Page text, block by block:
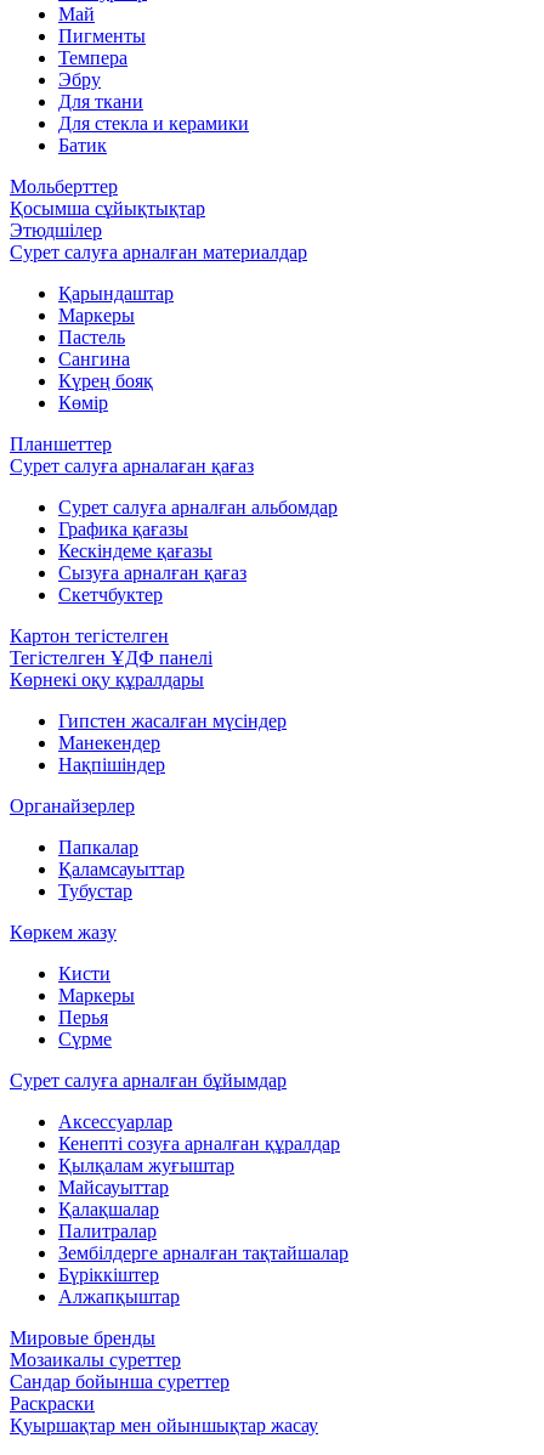
Май
Пигменты
Темпера
Эбру
Для ткани
Для стекла и керамики
Батик
Мольберттер
Қосымша сұйықтықтар
Этюдшілер
Сурет салуға арналған материалдар
Қарындаштар
Маркеры
Пастель
Сангина
Күрең бояқ
Көмір
Планшеттер
Сурет салуға арналаған қағаз
Сурет салуға арналған альбомдар
Графика қағазы
Кескіндеме қағазы
Сызуға арналған қағаз
Скетчбуктер
Картон тегістелген
Тегістелген ҰДФ панелі
Көрнекі оқу құралдары
Гипстен жасалған мүсіндер
Манекендер
Нақпішіндер
Органайзерлер
Папкалар
Қаламсауыттар
Тубустар
Көркем жазу
Кисти
Маркеры
Перья
Сүрме
Сурет салуға арналған бұйымдар
Аксессуарлар
Кенепті созуға арналған құралдар
Қылқалам жуғыштар
Майсауыттар
Қалақшалар
Палитралар
Зембілдерге арналған тақтайшалар
Бүріккіштер
Алжапқыштар
Мировые бренды
Мозаикалы суреттер
Сандар бойынша суреттер
Раскраски
Қуыршақтар мен ойыншықтар жасау